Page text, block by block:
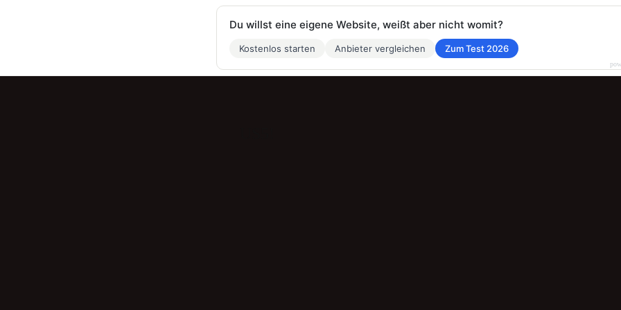
Du willst eine eigene Website, weißt aber nicht womit?
Kostenlos starten Anbieter vergleichen Zum Test 2026